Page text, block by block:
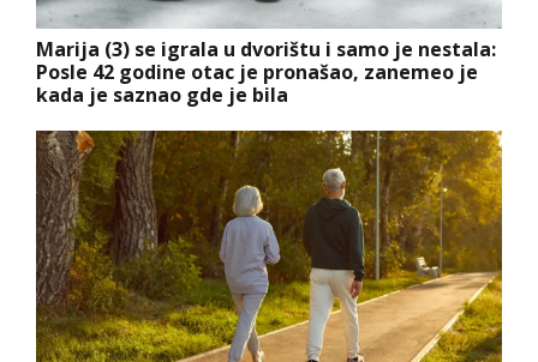
Marija (3) se igrala u dvorištu i samo je nestala:
Posle 42 godine otac je pronašao, zanemeo je
kada je saznao gde je bila